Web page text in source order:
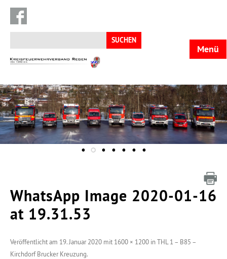
Suchen
nach:
KFV
Menü
WhatsApp Image 2020-01-16
at 19.31.53
Veröffentlicht am 19. Januar 2020 mit 1600 × 1200 inTHL 1 – B85 –
Kirchdorf Brucker Kreuzung.